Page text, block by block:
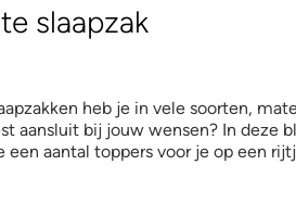
slaapzak
heb je in vele soorten,
aansluit bij jouw wensen? In deze
een aantal toppers voor je op een